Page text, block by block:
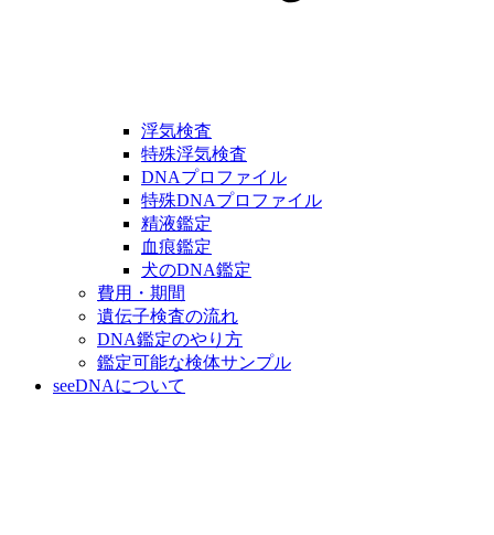
浮気検査
特殊浮気検査
DNAプロファイル
特殊DNAプロファイル
精液鑑定
血痕鑑定
犬のDNA鑑定
費用・期間
遺伝子検査の流れ
DNA鑑定のやり方
鑑定可能な検体サンプル
seeDNAについて